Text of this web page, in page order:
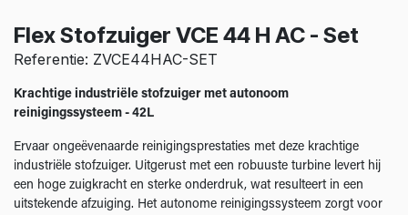
Flex Stofzuiger VCE 44 H AC - Set
Referentie: ZVCE44HAC-SET
Krachtige industriële stofzuiger met autonoom
reinigingssysteem - 42L
Ervaar ongeëvenaarde reinigingsprestaties met deze krachtige
industriële stofzuiger. Uitgerust met een robuuste turbine levert hij
een hoge zuigkracht en sterke onderdruk, wat resulteert in een
uitstekende afzuiging. Het autonome reinigingssysteem zorgt voor